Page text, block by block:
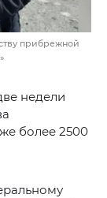
прибрежной
недели
более 2500